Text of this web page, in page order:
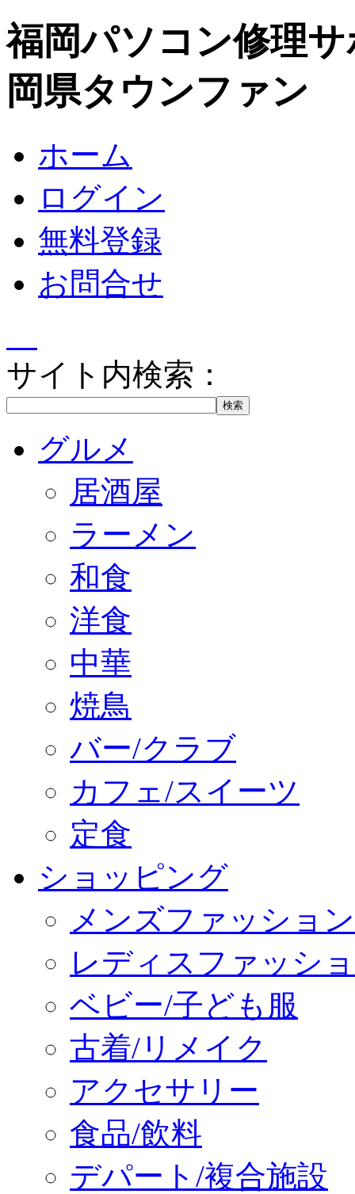
福岡パソコン修理
岡県タウンファン
ホーム
ログイン
無料登録
お問合せ
サイト内検索：
グルメ
居酒屋
ラーメン
和食
洋食
中華
焼鳥
バー/クラブ
カフェ/スイーツ
定食
ショッピング
メンズファッション
レディスファッシ
ベビー/子ども服
古着/リメイク
アクセサリー
食品/飲料
デパート/複合施設